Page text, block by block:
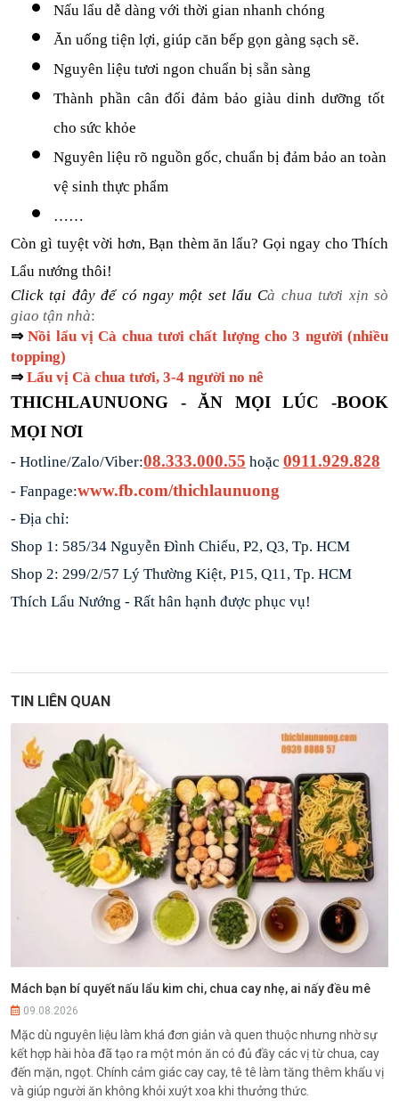
Nấu lẩu dễ dàng với thời gian nhanh chóng
Ăn uống tiện lợi, giúp căn bếp gọn gàng sạch sẽ.
Nguyên liệu tươi ngon chuẩn bị sẵn sàng
Thành phần cân đối đảm bảo giàu dinh dưỡng tốt
cho sức khỏe
Nguyên liệu rõ nguồn gốc, chuẩn bị đảm bảo an toàn
vệ sinh thực phẩm
……
Còn gì tuyệt vời hơn, Bạn thèm ăn lẩu? Gọi ngay cho Thích
Lẩu nướng thôi!
Click tại đây để có ngay một set lẩu Cà chua tươi xịn sò
giao tận nhà:
⇒ Nồi lẩu vị Cà chua tươi chất lượng cho 3 người (nhiều
topping)
⇒ Lẩu vị Cà chua tươi, 3-4 người no nê
THICHLAUNUONG - ĂN MỌI LÚC -BOOK
MỌI NƠI
- Hotline/Zalo/Viber:08.333.000.55 hoặc 0911.929.828
- Fanpage:www.fb.com/thichlaunuong
- Địa chỉ:
Shop 1: 585/34 Nguyễn Đình Chiểu, P2, Q3, Tp. HCM
Shop 2: 299/2/57 Lý Thường Kiệt, P15, Q11, Tp. HCM
Thích Lẩu Nướng - Rất hân hạnh được phục vụ!
TIN LIÊN QUAN
Mách bạn bí quyết nấu lẩu kim chi, chua cay nhẹ, ai nấy đều mê
09.08.2026
Mặc dù nguyên liệu làm khá đơn giản và quen thuộc nhưng nhờ sự
kết hợp hài hòa đã tạo ra một món ăn có đủ đầy các vị từ chua, cay
đến mặn, ngọt. Chính cảm giác cay cay, tê tê làm tăng thêm khẩu vị
và giúp người ăn không khỏi xuýt xoa khi thưởng thức.